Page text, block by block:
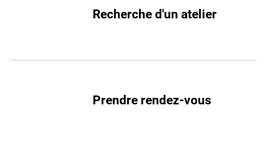
Recherche d'un atelier
Prendre rendez-vous